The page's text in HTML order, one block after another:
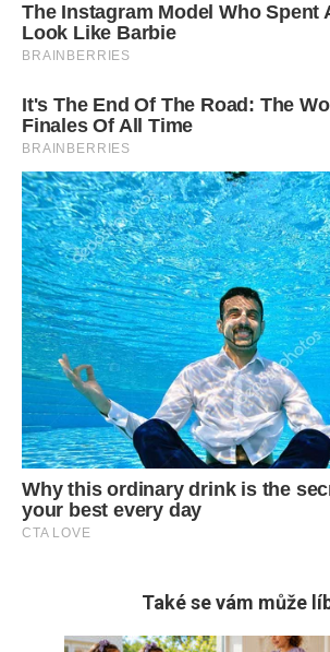
Také se vám může